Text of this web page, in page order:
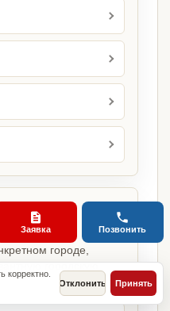
по этому
городе,
городскую
корректно.
Отклонить Принять
Заявка Позвонить